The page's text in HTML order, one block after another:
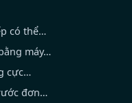
có thể…
máy…
cực…
đơn…